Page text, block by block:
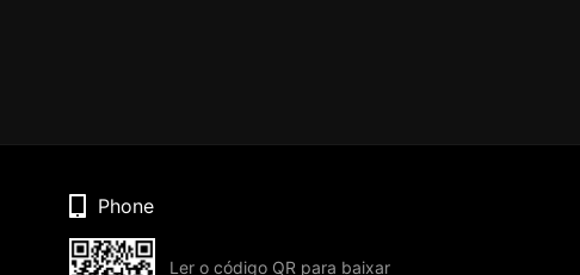
Phone
Ler o código QR para baixar